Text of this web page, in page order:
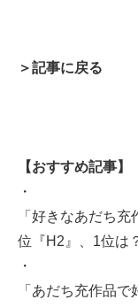
＞記事に戻る
【おすすめ記事】
・
「好きなあだち
位『H2』、1位は
・
「あだち充作品